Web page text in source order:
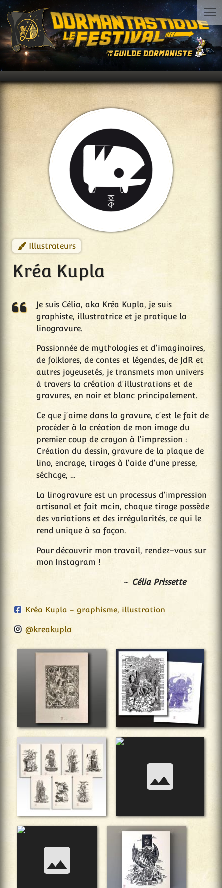
Illustrateurs
Kréa Kupla
Je suis Célia, aka Kréa Kupla, je suis
graphiste, illustratrice et je pratique la
linogravure.
Passionnée de mythologies et d'imaginaires,
de folklores, de contes et légendes, de JdR et
autres joyeusetés, je transmets mon univers
à travers la création d'illustrations et de
gravures, en noir et blanc principalement.
Ce que j'aime dans la gravure, c'est le fait de
procéder à la création de mon image du
premier coup de crayon à l'impression :
Création du dessin, gravure de la plaque de
lino, encrage, tirages à l'aide d'une presse,
séchage, …
La linogravure est un processus d'impression
artisanal et fait main, chaque tirage possède
des variations et des irrégularités, ce qui le
rend unique à sa façon.
Pour découvrir mon travail, rendez-vous sur
mon Instagram !
Célia Prissette
Kréa Kupla - graphisme, illustration
@kreakupla